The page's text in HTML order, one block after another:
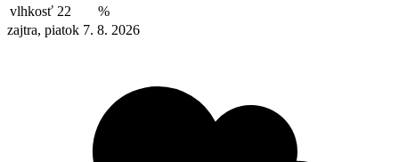
vlhkosť 22
%
zajtra, piatok 7. 8. 2026